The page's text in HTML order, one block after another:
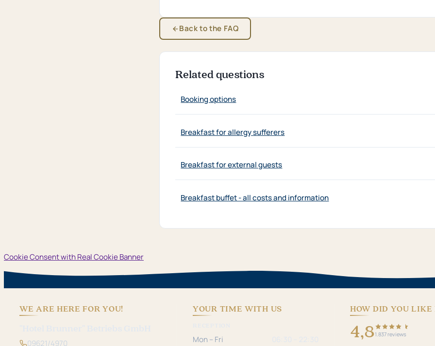
Back to the FAQ
Related questions
Booking options
Breakfast for allergy sufferers
Breakfast for external guests
Breakfast buffet - all costs and information
Cookie Consent with Real Cookie Banner
WE ARE HERE FOR YOU!
09621/4970
YOUR TIME WITH US
Mon – Fri
HOW DID YOU LIKE
4,81.837 reviews